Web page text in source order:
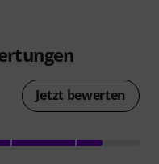
Jetzt bewerten